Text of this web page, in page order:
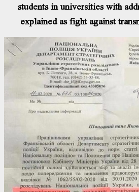
students in universities with
explained as fight against